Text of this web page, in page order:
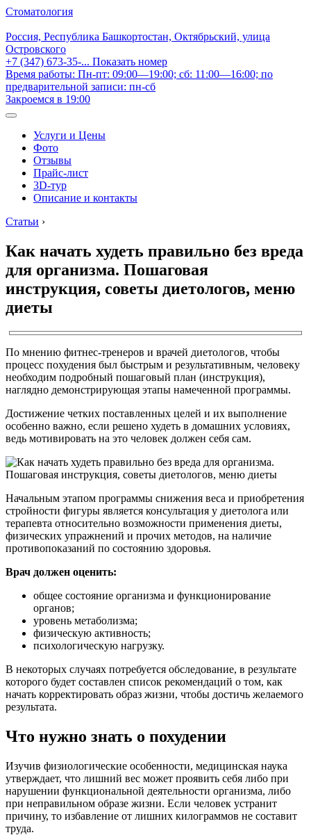
Стоматология
Россия, Республика Башкортостан, Октябрьский, улица
Островского
+7 (347) 673-35-... Показать номер
Время работы: Пн-пт: 09:00—19:00; сб: 11:00—16:00; по
предварительной записи: пн-сб
Закроемся в 19:00
Услуги и Цены
Фото
Отзывы
Прайс-лист
3D-тур
Описание и контакты
Статьи ›
Как начать худеть правильно без вреда
для организма. Пошаговая
инструкция, советы диетологов, меню
диеты
По мнению фитнес-тренеров и врачей диетологов, чтобы
процесс похудения был быстрым и результативным, человеку
необходим подробный пошаговый план (инструкция),
наглядно демонстрирующая этапы намеченной программы.
Достижение четких поставленных целей и их выполнение
особенно важно, если решено худеть в домашних условиях,
ведь мотивировать на это человек должен себя сам.
Начальным этапом программы снижения веса и приобретения
стройности фигуры является консультация у диетолога или
терапевта относительно возможности применения диеты,
физических упражнений и прочих методов, на наличие
противопоказаний по состоянию здоровья.
Врач должен оценить:
общее состояние организма и функционирование
органов;
уровень метаболизма;
физическую активность;
психологическую нагрузку.
В некоторых случаях потребуется обследование, в результате
которого будет составлен список рекомендаций о том, как
начать корректировать образ жизни, чтобы достичь желаемого
результата.
Что нужно знать о похудении
Изучив физиологические особенности, медицинская наука
утверждает, что лишний вес может проявить себя либо при
нарушении функциональной деятельности организма, либо
при неправильном образе жизни. Если человек устранит
причину, то избавление от лишних килограммов не составит
труда.